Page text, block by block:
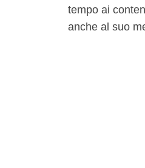
tempo ai
anche al suo